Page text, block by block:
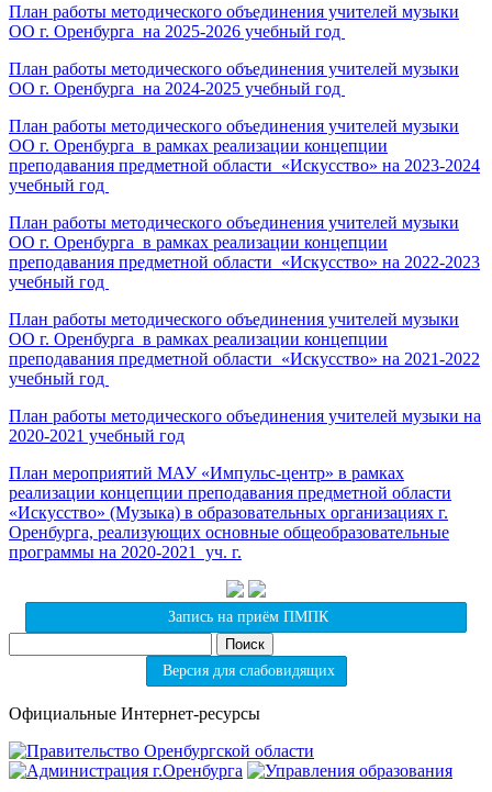
План работы методического объединения учителей музыки
ОО г. Оренбурга на 2025-2026 учебный год
План работы методического объединения учителей музыки
ОО г. Оренбурга на 2024-2025 учебный год
План работы методического объединения учителей музыки
ОО г. Оренбурга в рамках реализации концепции
преподавания предметной области «Искусство» на 2023-2024
учебный год
План работы методического объединения учителей музыки
ОО г. Оренбурга в рамках реализации концепции
преподавания предметной области «Искусство» на 2022-2023
учебный год
План работы методического объединения учителей музыки
ОО г. Оренбурга в рамках реализации концепции
преподавания предметной области «Искусство» на 2021-2022
учебный год
План работы методического объединения учителей музыки на
2020-2021 учебный год
План мероприятий МАУ «Импульс-центр» в рамках
реализации концепции преподавания предметной области
«Искусство» (Музыка) в образовательных организациях г.
Оренбурга, реализующих основные общеобразовательные
программы на 2020-2021 уч. г.
Запись на приём ПМПК
Версия для слабовидящих
Официальные Интернет-ресурсы